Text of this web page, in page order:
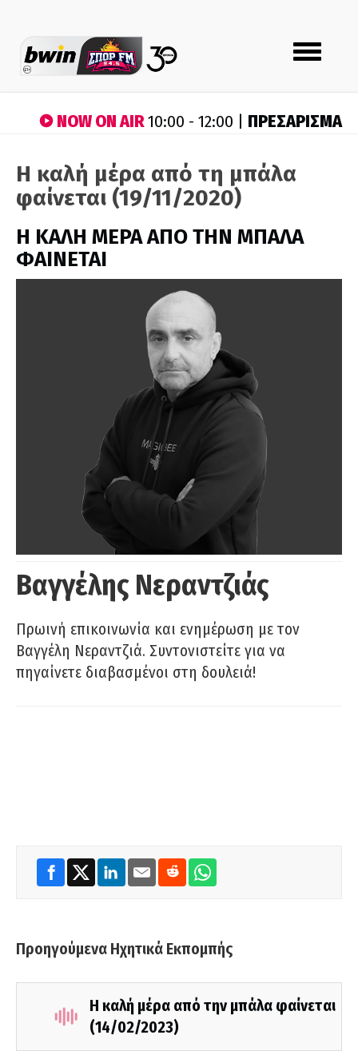
Toggle
navigation
NOW ON AIR10:00 - 12:00 | ΠΡΕΣΑΡΙΣΜΑ
Η καλή μέρα από τη μπάλα
φαίνεται (19/11/2020)
H ΚΑΛΗ ΜΕΡΑ ΑΠΟ ΤΗΝ ΜΠΑΛΑ
ΦΑΙΝΕΤΑΙ
Βαγγέλης Νεραντζιάς
Πρωινή επικοινωνία και ενημέρωση με τον
Βαγγέλη Νεραντζιά. Συντονιστείτε για να
πηγαίνετε διαβασμένοι στη δουλειά!
Προηγούμενα Ηχητικά Εκπομπής
Η καλή μέρα από την μπάλα φαίνεται
(14/02/2023)